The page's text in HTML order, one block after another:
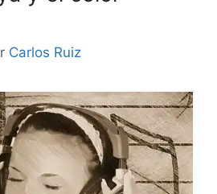
Carlos Ruiz